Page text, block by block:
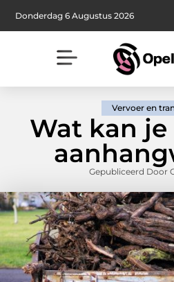
Donderdag 6 Augustus 2026
Vervoer en
Wat kan
Gepubliceerd Door